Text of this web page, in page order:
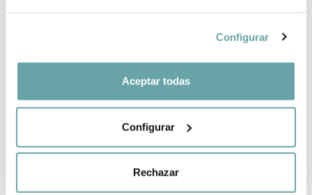
Configurar
Aceptar todas
Configurar
Rechazar
ALTRES CLIENTS TAMBÉ VAN VEURE